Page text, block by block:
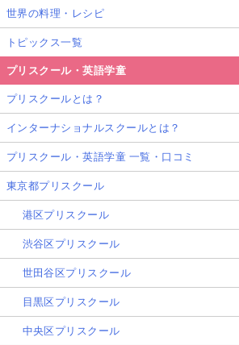
世界の料理・レシピ
トピックス一覧
プリスクール・英語学童
プリスクールとは？
インターナショナルスクールとは？
プリスクール・英語学童 一覧・口コミ
東京都プリスクール
港区プリスクール
渋谷区プリスクール
世田谷区プリスクール
目黒区プリスクール
中央区プリスクール